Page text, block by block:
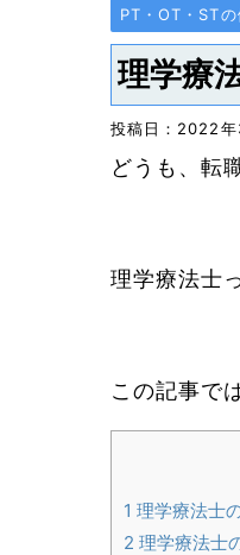
PT・OT・ST
理学療
投稿日：2022年
どうも、転
理学療法士
この記事で
1 理学療法士
2 理学療法士